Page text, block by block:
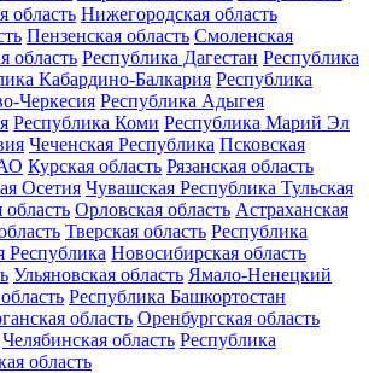
область Нижегородская область
Пензенская область Смоленская
область Республика Дагестан Республика
Кабардино-Балкария Республика
Черкесия Республика Адыгея
Республика Коми Республика Марий Эл
Чеченская Республика Псковская
Курская область Рязанская область
Осетия Чувашская Республика Тульская
Орловская область Астраханская
Тверская область Республика
Республика Новосибирская область
Ульяновская область Ямало-Ненецкий
Республика Башкортостан
область Оренбургская область
Челябинская область Республика
область